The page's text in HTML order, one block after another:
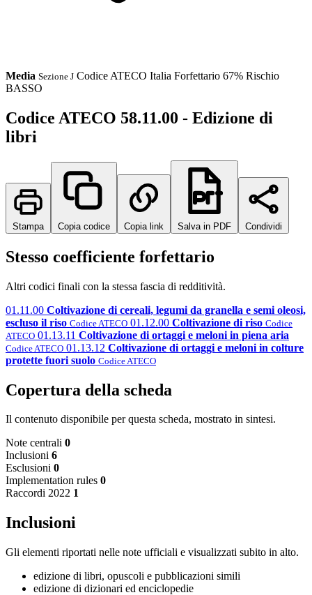
Media Sezione J Codice ATECO Italia Forfettario 67% Rischio
BASSO
Codice ATECO 58.11.00 - Edizione di
libri
Stampa Copia codice Copia link Salva in PDF Condividi
Stesso coefficiente forfettario
Altri codici finali con la stessa fascia di redditività.
01.11.00 Coltivazione di cereali, legumi da granella e semi oleosi,
escluso il riso Codice ATECO 01.12.00 Coltivazione di riso Codice
ATECO 01.13.11 Coltivazione di ortaggi e meloni in piena aria
Codice ATECO 01.13.12 Coltivazione di ortaggi e meloni in colture
protette fuori suolo Codice ATECO
Copertura della scheda
Il contenuto disponibile per questa scheda, mostrato in sintesi.
Note centrali 0
Inclusioni 6
Esclusioni 0
Implementation rules 0
Raccordi 2022 1
Inclusioni
Gli elementi riportati nelle note ufficiali e visualizzati subito in alto.
edizione di libri, opuscoli e pubblicazioni simili
edizione di dizionari ed enciclopedie